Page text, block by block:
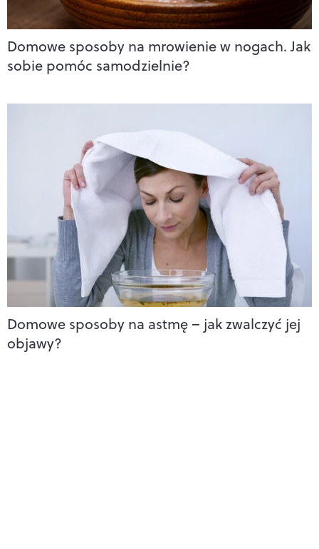
Domowe sposoby na mrowienie w nogach. Jak
sobie pomóc samodzielnie?
Domowe sposoby na astmę – jak zwalczyć jej
objawy?